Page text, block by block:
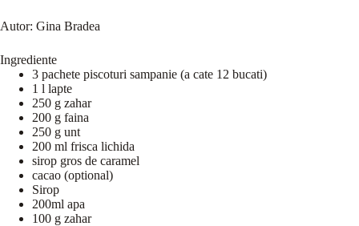
Autor: Gina Bradea
Ingrediente
3 pachete piscoturi sampanie (a cate 12 bucati)
1 l lapte
250 g zahar
200 g faina
250 g unt
200 ml frisca lichida
sirop gros de caramel
cacao (optional)
Sirop
200ml apa
100 g zahar